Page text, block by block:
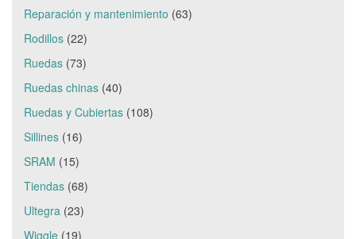
Reparación y mantenimiento (63)
Rodillos (22)
Ruedas (73)
Ruedas chinas (40)
Ruedas y Cubiertas (108)
Sillines (16)
SRAM (15)
Tiendas (68)
Ultegra (23)
Wiggle (19)